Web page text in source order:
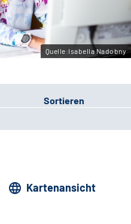
Quelle:Isabella Nadobny
Sortieren
Kartenansicht